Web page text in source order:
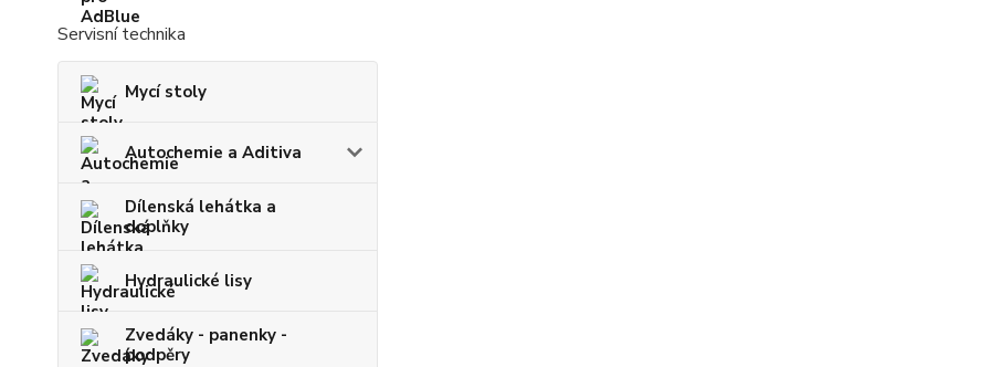
Servisní technika
Mycí stoly
Autochemie a Aditiva
Dílenská lehátka a
doplňky
Hydraulické lisy
Zvedáky - panenky -
podpěry